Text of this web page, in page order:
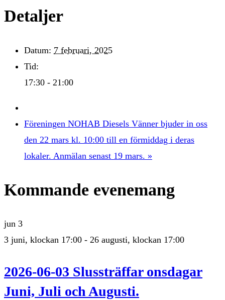
Detaljer
Datum: 7 februari, 2025
Tid:
17:30 - 21:00
Föreningen NOHAB Diesels Vänner bjuder in oss
den 22 mars kl. 10:00 till en förmiddag i deras
lokaler. Anmälan senast 19 mars. »
Kommande evenemang
jun 3
3 juni, klockan 17:00 - 26 augusti, klockan 17:00
2026-06-03 Slussträffar onsdagar
Juni, Juli och Augusti.